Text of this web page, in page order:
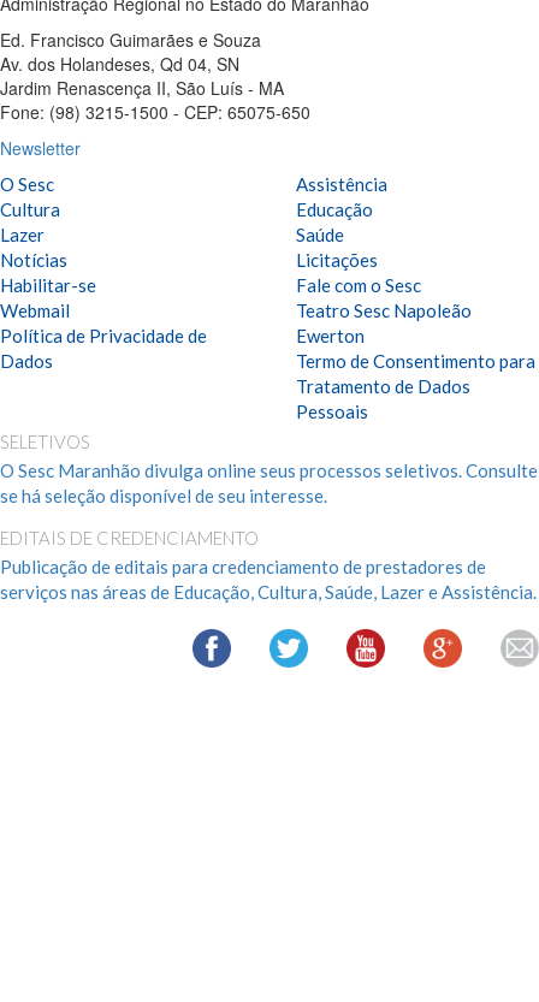
Ed. Francisco Guimarães e Souza
Av. dos Holandeses, Qd 04, SN
Jardim Renascença II, São Luís - MA
Fone: (98) 3215-1500 - CEP: 65075-650
Newsletter
O Sesc
Assistência
Cultura
Educação
Lazer
Saúde
Notícias
Licitações
Habilitar-se
Fale com o Sesc
Webmail
Teatro Sesc Napoleão
Ewerton
Política de Privacidade de
Dados
Termo de Consentimento para
Tratamento de Dados
Pessoais
SELETIVOS
O Sesc Maranhão divulga online seus processos seletivos. Consulte
se há seleção disponível de seu interesse.
EDITAIS DE CREDENCIAMENTO
Publicação de editais para credenciamento de prestadores de
serviços nas áreas de Educação, Cultura, Saúde, Lazer e Assistência.